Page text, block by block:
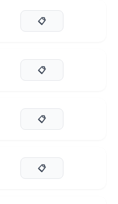
📋
📋
📋
📋